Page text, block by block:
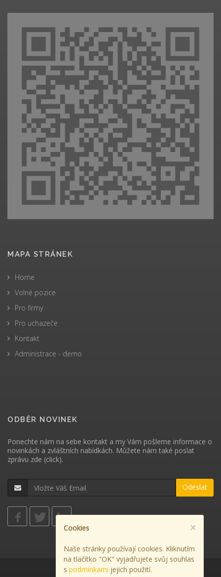
×
Cookies
Naše stránky používají cookies. Kliknutím
na tlačítko "OK" vyjadřujete svůj souhlas
s podmínkami jejich použití.
MAPA STRÁNEK
Home
Volné pozice
Pro firmy
Pro uchazeče
Kontakt
Administrace - demo
ODBĚR NOVINEK
Ponechte nám na sebe kontakt a my Vám pošleme informace o
novinkách a zvláštních nabídkách. Můžete nám také poslat
zprávu zde (click).
Odeslat
Použití cookies